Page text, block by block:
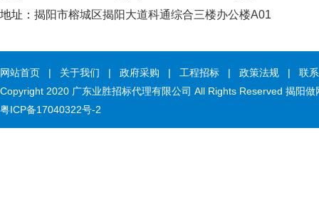
地址： 揭阳市榕城区揭阳大道科通综合三楼办公楼A01
网站首页 | 关于我们 | 政府采购 | 工程招标 | 政策法规 | 联
Copyright 2020 广东业胜招标代理有限公司 All Rights Reserved 揭阳做
粤ICP备17040322号-2